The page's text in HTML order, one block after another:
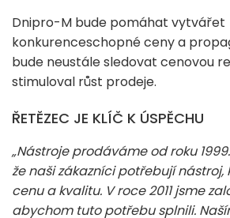
Dnipro-M bude pomáhat vytvářet
konkurenceschopné ceny a
bude neustále sledovat cenovou
stimuloval růst prodeje.
ŘETĚZEC JE KLÍČ K ÚSPĚCHU
„Nástroje prodáváme od roku
že naši zákazníci potřebují
cenu a kvalitu. V roce 2011 jsme
abychom tuto potřebu splnili.